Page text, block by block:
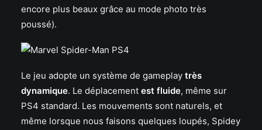
encore plus beaux grâce au mode photo très
poussé).
Le jeu adopte un système de gameplay très
dynamique. Le déplacement est fluide, même sur
PS4 standard. Les mouvements sont naturels, et
même lorsque nous faisons quelques loupés, Spidey